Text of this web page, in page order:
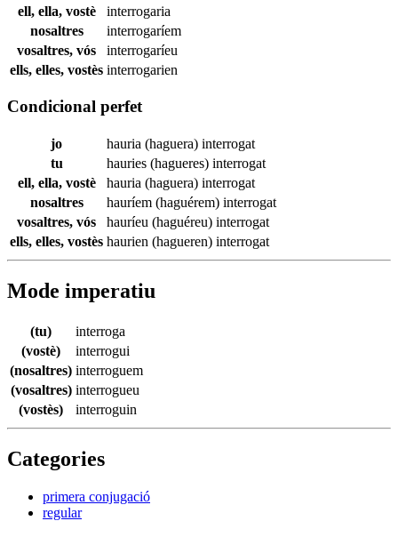
ell, ella, vostè
interrogaria
nosaltres
interrogaríem
vosaltres, vós
interrogaríeu
ells, elles, vostès interrogarien
Condicional perfet
jo hauria (haguera) interrogat
tu
hauries (hagueres) interrogat
ell, ella, vostè
hauria (haguera) interrogat
nosaltres
hauríem (haguérem) interrogat
vosaltres, vós
hauríeu (haguéreu) interrogat
ells, elles, vostès haurien (hagueren) interrogat
Mode imperatiu
(tu)
interroga
(vostè)
interrogui
(nosaltres) interroguem
(vosaltres) interrogueu
(vostès)
interroguin
Categories
primera conjugació
regular